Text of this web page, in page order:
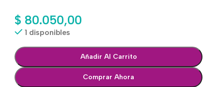
$ 80.050,00
1 disponibles
Añadir Al Carrito
Comprar Ahora